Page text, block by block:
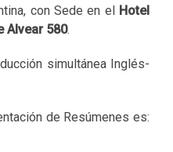
con Sede en el Hotel
Alvear 580.
simultánea Inglés-
de Resúmenes es: